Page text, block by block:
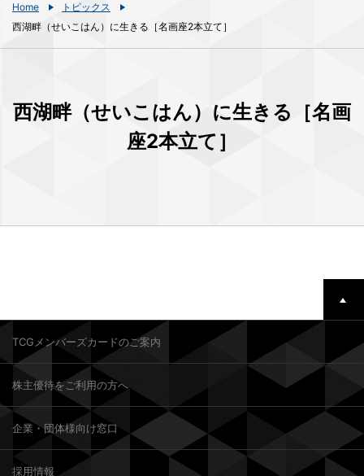
Home
トピックス
西湖畔（せいこはん）に生きる［名画座2本立て］
西湖畔（せいこはん）に生きる［名画
座2本立て］
TCGメンバーズカードのご案内
株主優待をご利用の方へ
企業・団体様向け窓口
採用情報